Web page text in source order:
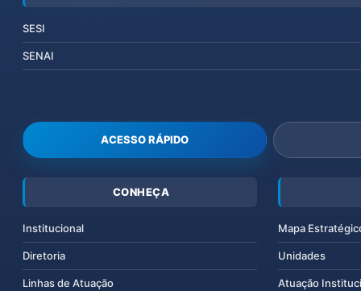
SESI
SENAI
ACESSO RÁPIDO
CONHEÇA
Institucional
Diretoria
Linhas de Atuação
Mapa
Unidades
Atuação